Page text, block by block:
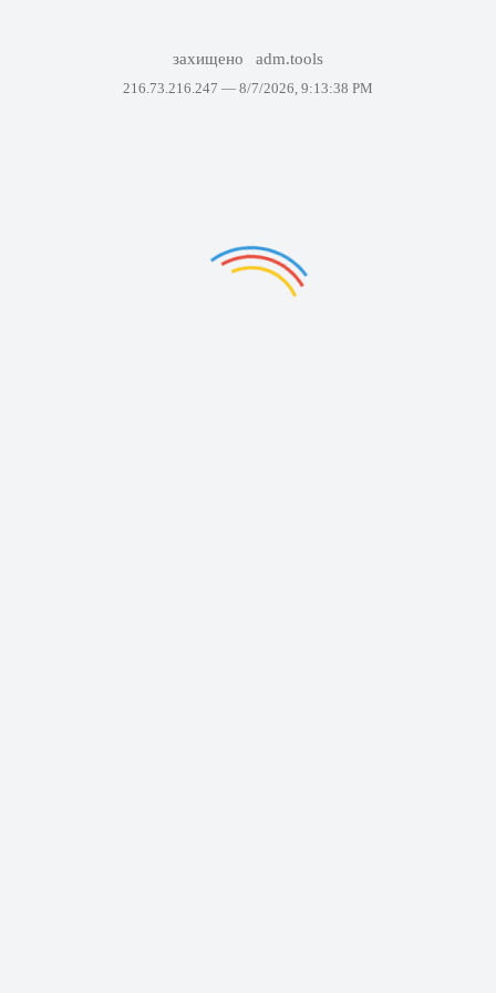
захищено adm.tools
216.73.216.247 — 8/7/2026, 9:13:38 PM